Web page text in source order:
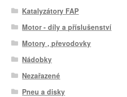
Katalyzátory FAP
Motor - díly a příslušenství
Motory , převodovky
Nádobky
Nezařazené
Pneu a disky